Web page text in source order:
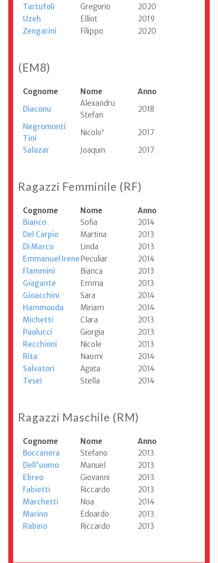
Tartufoli
Gregorio
2020
Uzeh
Elliot
2019
Zengarini
Filippo 2020
(EM8)
Cognome Nome
Anno
Diaconu
Alexandru
Stefan
2018
Negromonti
Tini
Nicolo'
2017
Salazar
Joaquin 2017
Ragazzi Femminile (RF)
Cognome Nome
Anno
Bianco
Sofia
2014
Del Carpio
Martina
2013
Di Marco
Linda
2013
Emmanuel IrenePeculiar
2014
Flammini
Bianca
2013
Giagante
Emma
2013
Gioacchini
Sara
2014
Hammouda
Miriam
2014
Michetti
Clara
2013
Paolucci
Giorgia
2013
Recchioni
Nicole
2013
Rita
Naomi
2014
Salvatori
Agata
2014
Tesei
Stella 2014
Ragazzi Maschile (RM)
Cognome Nome
Anno
Boccanera
Stefano
2013
Dell'uomo
Manuel
2013
Ebreo
Giovanni
2013
Fabietti
Riccardo
2013
Marchetti
Noa
2014
Marino
Edoardo
2013
Rabino
Riccardo 2013